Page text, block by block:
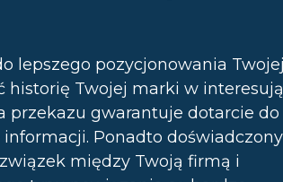
lepszego pozycjonowania Twojej
Twojej marki w
przekazu gwarantuje dotarcie do
Ponadto doświadczony
między Twoją firmą i